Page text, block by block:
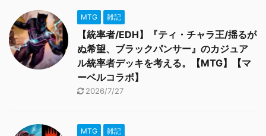
MTG 雑記
【統率者/EDH】『ティ・チャラ王/揺るが
ぬ希望、ブラックパンサー』のカジュア
ル統率者デッキを考える。【MTG】【マ
ーベルコラボ】
2026/7/27
MTG 雑記